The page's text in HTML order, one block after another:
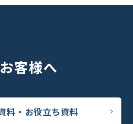
客様へ
料・お役立ち資料